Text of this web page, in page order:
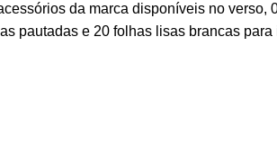
da marca disponíveis no verso,
pautadas e 20 folhas lisas brancas para